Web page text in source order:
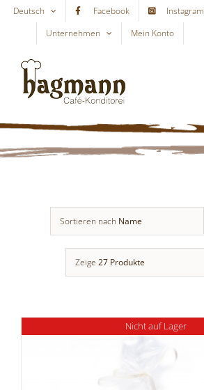
Skip
content
Deutsch Facebook Instagram
Unternehmen
Mein Konto
Sortieren nach Name
Zeige 27 Produkte
Nicht auf Lager